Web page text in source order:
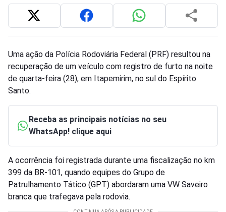
Uma ação da Polícia Rodoviária Federal (PRF) resultou na
recuperação de um veículo com registro de furto na noite
de quarta-feira (28), em Itapemirim, no sul do Espírito
Santo.
Receba as principais notícias no seu
WhatsApp! clique aqui
A ocorrência foi registrada durante uma fiscalização no km
399 da BR-101, quando equipes do Grupo de
Patrulhamento Tático (GPT) abordaram uma VW Saveiro
branca que trafegava pela rodovia.